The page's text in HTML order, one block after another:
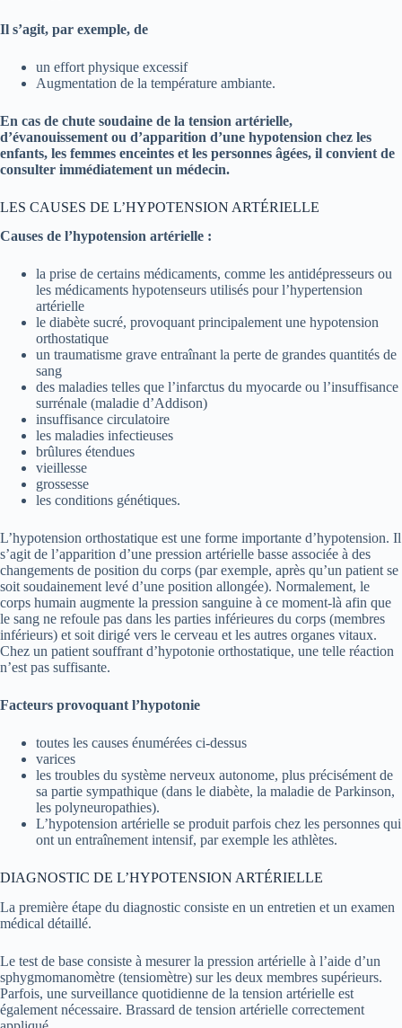
Il s’agit, par exemple, de
un effort physique excessif
Augmentation de la température ambiante.
En cas de chute soudaine de la tension artérielle,
d’évanouissement ou d’apparition d’une hypotension chez les
enfants, les femmes enceintes et les personnes âgées, il convient de
consulter immédiatement un médecin.
LES CAUSES DE L’HYPOTENSION ARTÉRIELLE
Causes de l’hypotension artérielle :
la prise de certains médicaments, comme les antidépresseurs ou
les médicaments hypotenseurs utilisés pour l’hypertension
artérielle
le diabète sucré, provoquant principalement une hypotension
orthostatique
un traumatisme grave entraînant la perte de grandes quantités de
sang
des maladies telles que l’infarctus du myocarde ou l’insuffisance
surrénale (maladie d’Addison)
insuffisance circulatoire
les maladies infectieuses
brûlures étendues
vieillesse
grossesse
les conditions génétiques.
L’hypotension orthostatique est une forme importante d’hypotension. Il
s’agit de l’apparition d’une pression artérielle basse associée à des
changements de position du corps (par exemple, après qu’un patient se
soit soudainement levé d’une position allongée). Normalement, le
corps humain augmente la pression sanguine à ce moment-là afin que
le sang ne refoule pas dans les parties inférieures du corps (membres
inférieurs) et soit dirigé vers le cerveau et les autres organes vitaux.
Chez un patient souffrant d’hypotonie orthostatique, une telle réaction
n’est pas suffisante.
Facteurs provoquant l’hypotonie
toutes les causes énumérées ci-dessus
varices
les troubles du système nerveux autonome, plus précisément de
sa partie sympathique (dans le diabète, la maladie de Parkinson,
les polyneuropathies).
L’hypotension artérielle se produit parfois chez les personnes qui
ont un entraînement intensif, par exemple les athlètes.
DIAGNOSTIC DE L’HYPOTENSION ARTÉRIELLE
La première étape du diagnostic consiste en un entretien et un examen
médical détaillé.
Le test de base consiste à mesurer la pression artérielle à l’aide d’un
sphygmomanomètre (tensiomètre) sur les deux membres supérieurs.
Parfois, une surveillance quotidienne de la tension artérielle est
également nécessaire. Brassard de tension artérielle correctement